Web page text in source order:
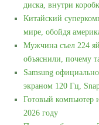
диска, внутри
Китайский
мире, обойдя
Мужчина съел 224
объяснили, почему
Samsung
экраном 120 Гц,
Готовый компьютер
2026 году